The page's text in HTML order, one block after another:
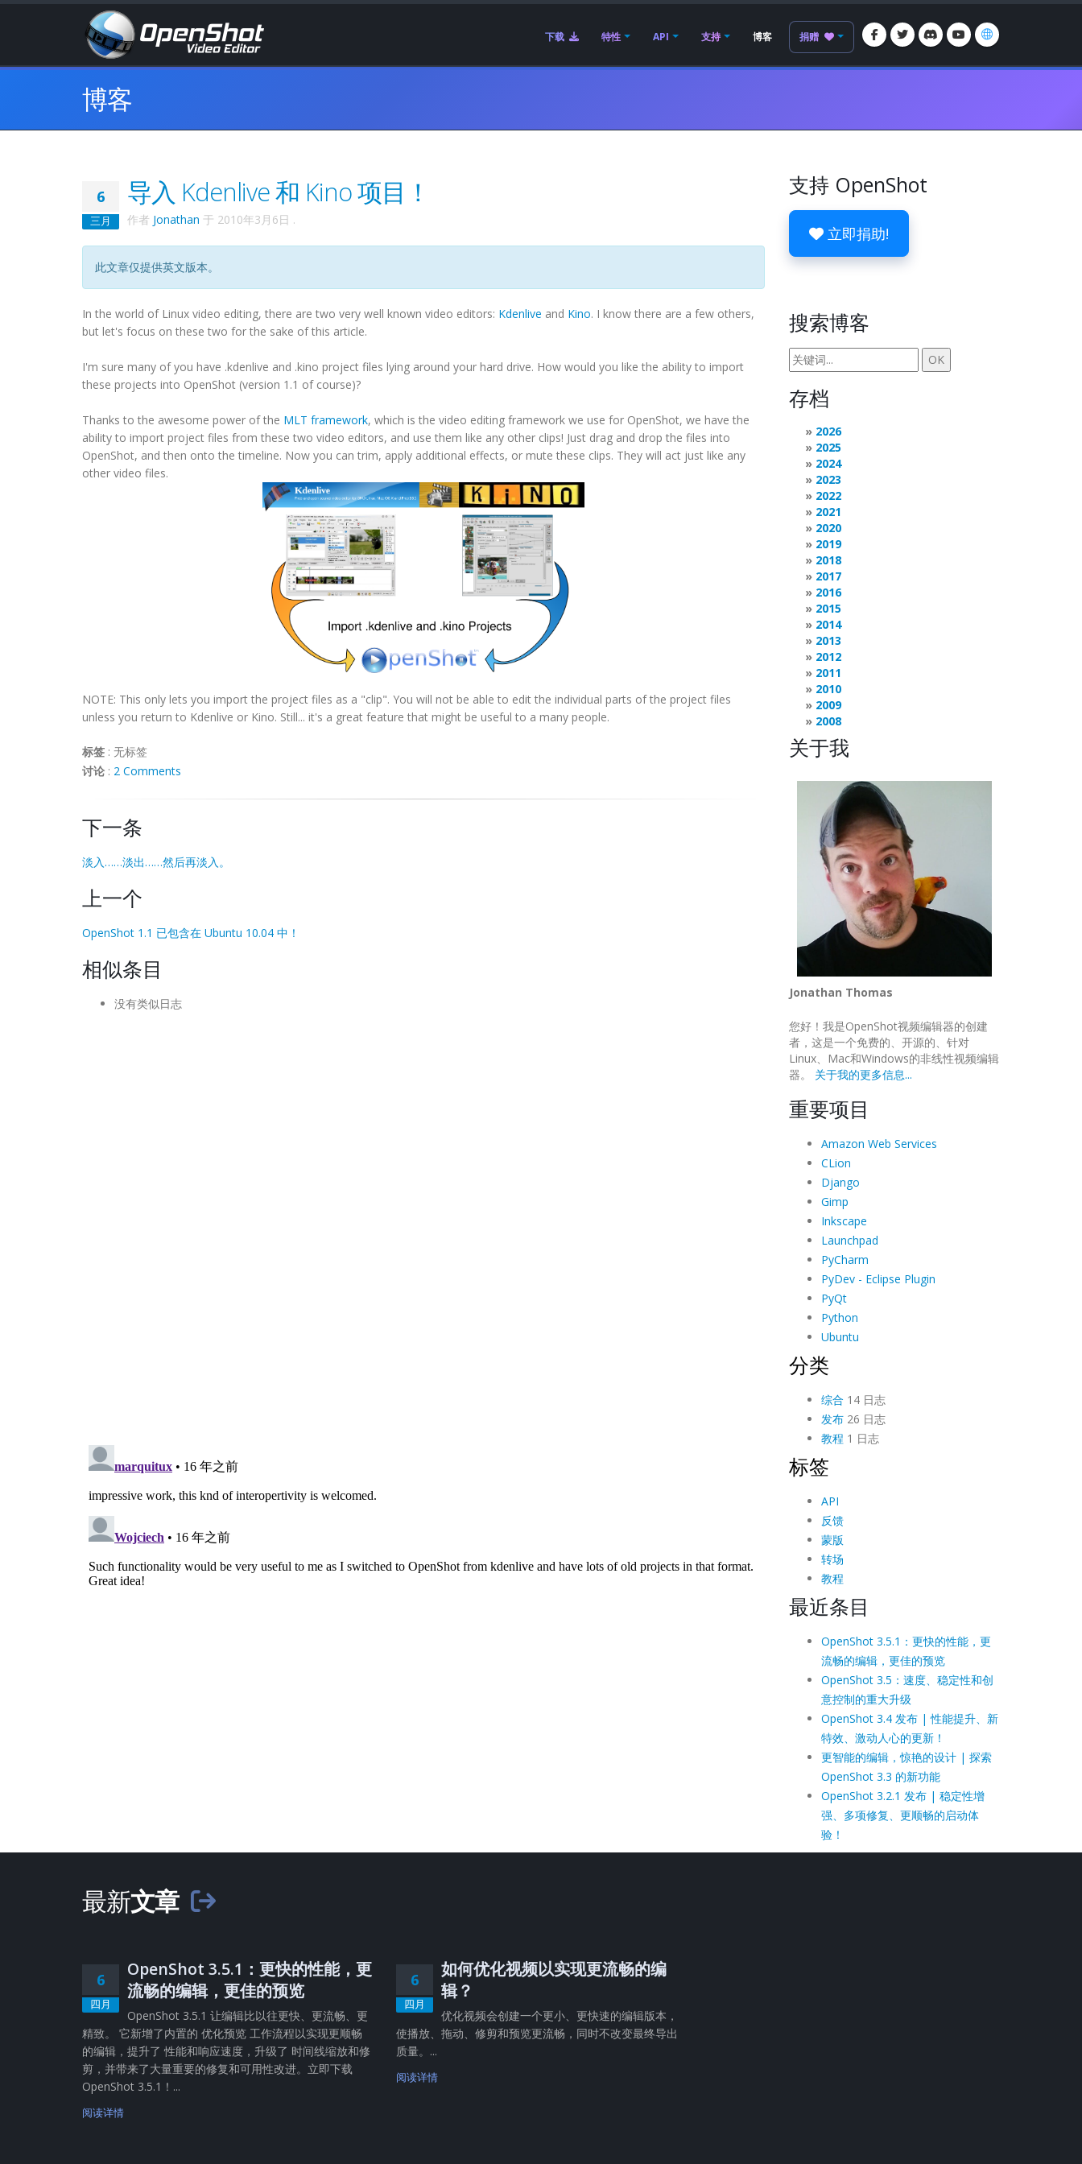
下载 特性 API 支持 博客 捐赠
博客
6
三月
导入 Kdenlive 和 Kino 项目！
作者 Jonathan 于 2010年3月6日 .
此文章仅提供英文版本。
In the world of Linux video editing, there are two very well known video editors: Kdenlive and Kino. I know there are a few others,
but let's focus on these two for the sake of this article.
I'm sure many of you have .kdenlive and .kino project files lying around your hard drive. How would you like the ability to import
these projects into OpenShot (version 1.1 of course)?
Thanks to the awesome power of the MLT framework, which is the video editing framework we use for OpenShot, we have the
ability to import project files from these two video editors, and use them like any other clips! Just drag and drop the files into
OpenShot, and then onto the timeline. Now you can trim, apply additional effects, or mute these clips. They will act just like any
other video files.
NOTE: This only lets you import the project files as a "clip". You will not be able to edit the individual parts of the project files
unless you return to Kdenlive or Kino. Still... it's a great feature that might be useful to a many people.
标签 : 无标签
讨论 : 2 Comments
下一条
淡入……淡出……然后再淡入。
上一个
OpenShot 1.1 已包含在 Ubuntu 10.04 中！
相似条目
没有类似日志
支持 OpenShot
立即捐助!
搜索博客
存档
2026
2025
2024
2023
2022
2021
2020
2019
2018
2017
2016
2015
2014
2013
2012
2011
2010
2009
2008
关于我
Jonathan Thomas
您好！我是OpenShot视频编辑器的创建
者，这是一个免费的、开源的、针对
Linux、Mac和Windows的非线性视频编辑
器。 关于我的更多信息...
重要项目
Amazon Web Services
CLion
Django
Gimp
Inkscape
Launchpad
PyCharm
PyDev - Eclipse Plugin
PyQt
Python
Ubuntu
分类
综合 14 日志
发布26 日志
教程 1 日志
标签
API
反馈
蒙版
转场
教程
最近条目
OpenShot 3.5.1：更快的性能，更
流畅的编辑，更佳的预览
OpenShot 3.5：速度、稳定性和创
意控制的重大升级
OpenShot 3.4 发布 | 性能提升、新
特效、激动人心的更新！
更智能的编辑，惊艳的设计 | 探索
OpenShot 3.3 的新功能
OpenShot 3.2.1 发布 | 稳定性增
强、多项修复、更顺畅的启动体
验！
最新文章
6
四月
OpenShot 3.5.1：更快的性能，更
流畅的编辑，更佳的预览
OpenShot 3.5.1 让编辑比以往更快、更流畅、更
精致。 它新增了内置的 优化预览 工作流程以实现更顺畅
的编辑，提升了 性能和响应速度，升级了 时间线缩放和修
剪，并带来了大量重要的修复和可用性改进。立即下载
OpenShot 3.5.1！...
阅读详情
6
四月
如何优化视频以实现更流畅的编
辑？
优化视频会创建一个更小、更快速的编辑版本，
使播放、拖动、修剪和预览更流畅，同时不改变最终导出
质量。...
阅读详情